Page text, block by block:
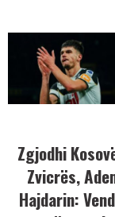
Zgjodhi
Zvicrës,
Hajdarin: